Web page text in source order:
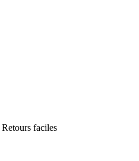
Retours faciles